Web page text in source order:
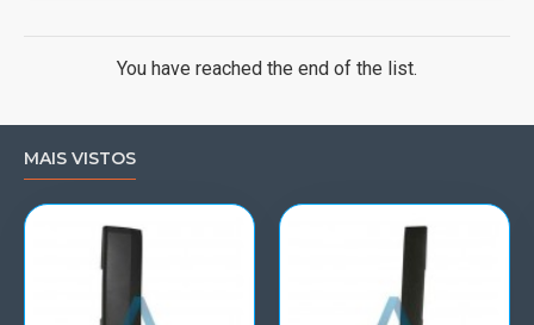
You have reached the end of the list.
MAIS VISTOS